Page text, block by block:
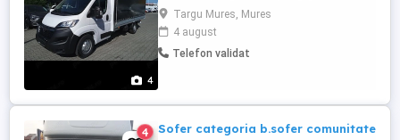
4
comunitate,cat B.experienta minim un 1 an
sau strictul necesar de cunostinta c'
inseamna comunitate: Se lucreaza 5-6
saptamani cu 1 saptamana acasa. Salariu
Targu Mures, Mures
4 august
Telefon validat
4 Sofer categoria b.sofer comunitate